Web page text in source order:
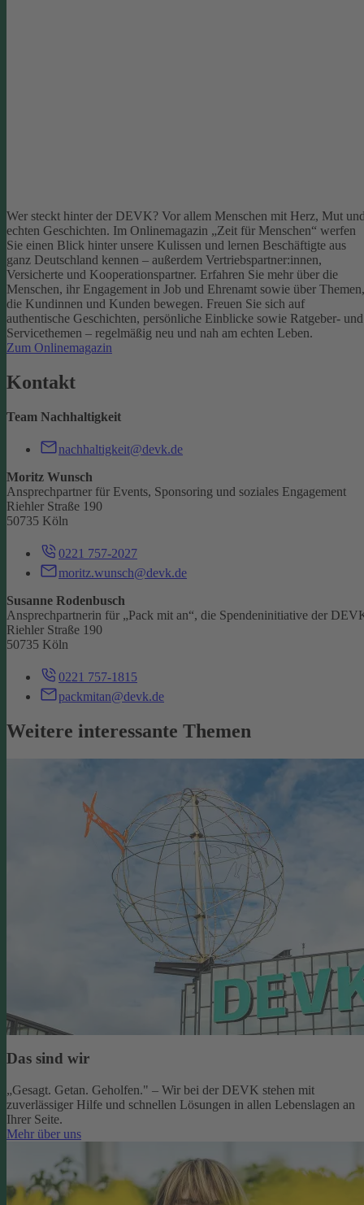
Wer steckt hinter der DEVK? Vor allem Menschen mit Herz, Mut
echten Geschichten. Im Onlinemagazin „Zeit für Menschen“ werfen
Sie einen Blick hinter unsere Kulissen und lernen Beschäftigte aus
ganz Deutschland kennen – außerdem Vertriebspartner:innen,
Versicherte und Kooperationspartner. Erfahren Sie mehr über die
Menschen, ihr Engagement in Job und Ehrenamt sowie über Themen,
die Kundinnen und Kunden bewegen. Freuen Sie sich auf
authentische Geschichten, persönliche Einblicke sowie Ratgeber- und
Servicethemen – regelmäßig neu und nah am echten Leben.
Zum Onlinemagazin
Kontakt
Team Nachhaltigkeit
nachhaltigkeit@devk.de
Moritz Wunsch
Ansprechpartner für Events, Sponsoring und soziales Engagement
Riehler Straße 190
50735 Köln
0221 757-2027
moritz.wunsch@devk.de
Susanne Rodenbusch
Ansprechpartnerin für „Pack mit an“, die Spendeninitiative der
Riehler Straße 190
50735 Köln
0221 757-1815
packmitan@devk.de
Weitere interessante Themen
Das sind wir
„Gesagt. Getan. Geholfen." – Wir bei der DEVK stehen mit
zuverlässiger Hilfe und schnellen Lösungen in allen Lebenslagen an
Ihrer Seite.
Mehr über uns